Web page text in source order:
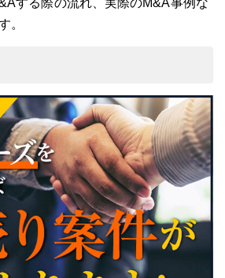
する際の流れ、実際のM&A事例な
。
の動向
のM&Aにおけるメリット
のM&Aにおける買収・売却事例4選
をM&Aする際の流れ
社のM&Aにおける注意点
のM&A・事業売却まとめ